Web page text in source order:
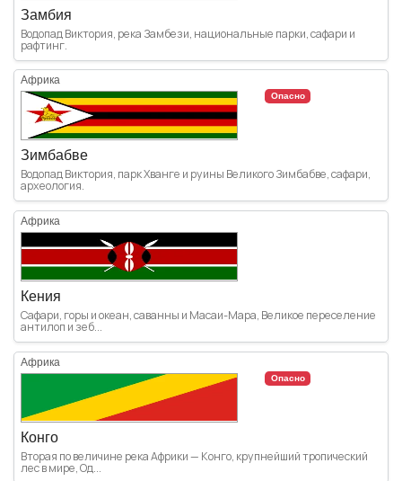
Замбия
Водопад Виктория, река Замбези, национальные парки, сафари и
рафтинг.
Африка
Опасно
Зимбабве
Водопад Виктория, парк Хванге и руины Великого Зимбабве, сафари,
археология.
Африка
Кения
Сафари, горы и океан, саванны и Масаи-Мара, Великое переселение
антилоп и зеб...
Африка
Опасно
Конго
Вторая по величине река Африки — Конго, крупнейший тропический
лес в мире, Од...